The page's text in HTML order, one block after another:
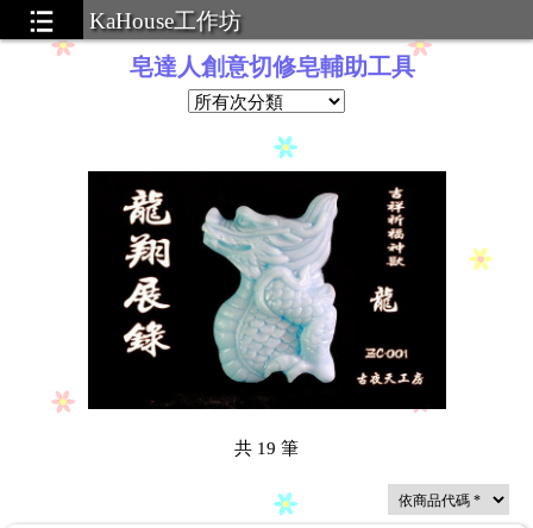
KaHouse工作坊
皂達人創意切修皂輔助工具
共 19 筆